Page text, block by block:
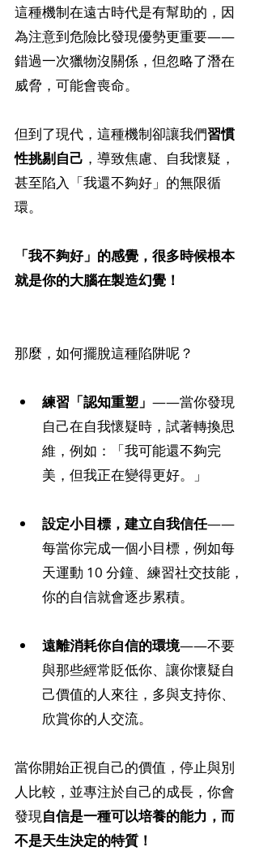
這種機制在遠古時代是有幫助的，因
為注意到危險比發現優勢更重要——
錯過一次獵物沒關係，但忽略了潛在
威脅，可能會喪命。
但到了現代，這種機制卻讓我們習慣
性挑剔自己 ，導致焦慮、自我懷疑，
甚至陷入「我還不夠好」的無限循
環。
「我不夠好」的感覺，很多時候根本
就是你的大腦在製造幻覺！
那麼，如何擺脫這種陷阱呢？
練習「認知重塑」 ——當你發現
自己在自我懷疑時，試著轉換思
維，例如：「我可能還不夠完
美，但我正在變得更好。」
設定小目標，建立自我信任——
每當你完成一個小目標，例如每
天運動 10 分鐘、練習社交技能，
你的自信就會逐步累積。
遠離消耗你自信的環境——不要
與那些經常貶低你、讓你懷疑自
己價值的人來往，多與支持你、
欣賞你的人交流。
當你開始正視自己的價值，停止與別
人比較，並專注於自己的成長，你會
發現自信是一種可以培養的能力，而
不是天生決定的特質！